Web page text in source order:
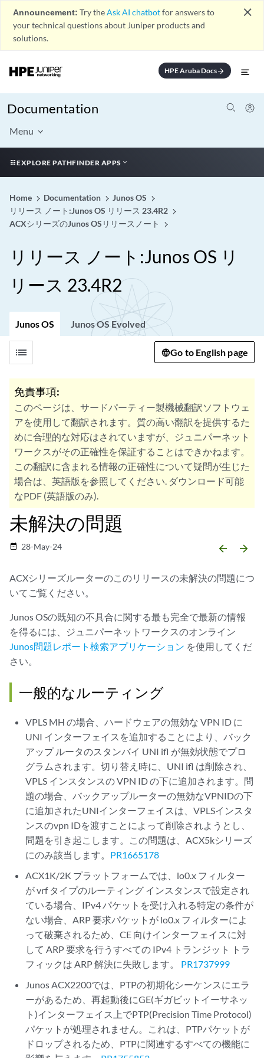
Announcement: Try theAsk AI chatbotfor answers to
your technical questions about Juniper products and
solutions.
close
HPE Aruba Docsarrow_forward
Documentation
Menu
EXPLORE PATHFINDER APPS
Home Documentation
Junos OS
リリース ノート:Junos OS リリース 23.4R2
ACXシリーズのJunos OSリリースノート
リリース ノート:Junos OS リ
リース 23.4R2
Junos OS Junos OS Evolved
list Go to English page
免責事項:
このページは、サードパーティー製機械翻訳ソフトウェ
アを使用して翻訳されます。質の高い翻訳を提供するた
めに合理的な対応はされていますが、ジュニパーネット
ワークスがその正確性を保証することはできかねます。
この翻訳に含まれる情報の正確性について疑問が生じた
場合は、英語版を参照してください. ダウンロード可能
なPDF (英語版のみ).
未解決の問題
date_range 28-May-24 arrow_backward arrow_forward
ACXシリーズルーターのこのリリースの未解決の問題につ
いてご覧ください。
Junos OSの既知の不具合に関する最も完全で最新の情報
を得るには、ジュニパーネットワークスのオンライン
Junos問題レポート検索アプリケーション を使用してくだ
さい。
一般的なルーティング
VPLS MH の場合、ハードウェアの無効な VPN ID に
UNI インターフェイスを追加することにより、バック
アップ ルータのスタンバイ UNI ifl が無効状態でプロ
グラムされます。切り替え時に、UNI ifl は削除され、
VPLS インスタンスの VPN ID の下に追加されます。問
題の場合、バックアップルーターの無効なVPNIDの下
に追加されたUNIインターフェイスは、VPLSインスタ
ンスのvpn IDを渡すことによって削除されようとし、
問題を引き起こします。この問題は、ACX5kシリーズ
にのみ該当します。 PR1665178
ACX1K/2K プラットフォームでは、lo0.x フィルター
が vrf タイプのルーティング インスタンスで設定され
ている場合、IPv4 パケットを受け入れる特定の条件が
ない場合、ARP 要求パケットが lo0.x フィルターによ
って破棄されるため、CE 向けインターフェイスに対
して ARP 要求を行うすべての IPv4 トランジット トラ
フィックは ARP 解決に失敗します。 PR1737999
Junos ACX2200では、PTPの初期化シーケンスにエラ
ーがあるため、再起動後にGE(ギガビットイーサネッ
ト)インターフェイス上でPTP(Precision Time Protocol)
パケットが処理されません。これは、PTPパケットが
ドロップされるため、PTPに関連するすべての機能に